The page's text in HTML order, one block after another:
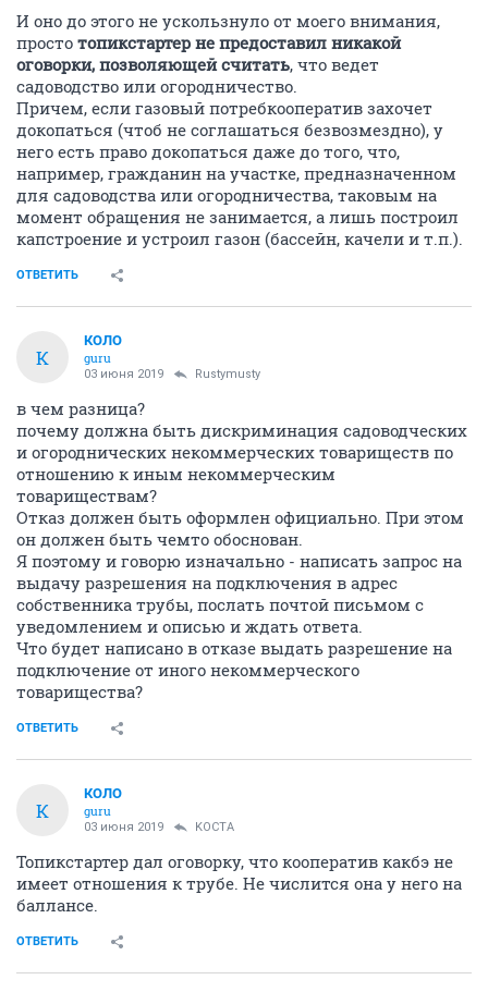
И оно до этого не ускользнуло от моего внимания,
просто топикстартер не предоставил никакой
оговорки, позволяющей считать, что ведет
садоводство или огородничество.
Причем, если газовый потребкооператив захочет
докопаться (чтоб не соглашаться безвозмездно), у
него есть право докопаться даже до того, что,
например, гражданин на участке, предназначенном
для садоводства или огородничества, таковым на
момент обращения не занимается, а лишь построил
капстроение и устроил газон (бассейн, качели и т.п.).
ОТВЕТИТЬ
К
КОЛО
guru
03 июня 2019 Rustymusty
в чем разница?
почему должна быть дискриминация садоводческих
и огороднических некоммерческих товариществ по
отношению к иным некоммерческим
товариществам?
Отказ должен быть оформлен официально. При этом
он должен быть чемто обоснован.
Я поэтому и говорю изначально - написать запрос на
выдачу разрешения на подключения в адрес
собственника трубы, послать почтой письмом с
уведомлением и описью и ждать ответа.
Что будет написано в отказе выдать разрешение на
подключение от иного некоммерческого
товарищества?
ОТВЕТИТЬ
К
КОЛО
guru
03 июня 2019 KOCTA
Топикстартер дал оговорку, что кооператив какбэ не
имеет отношения к трубе. Не числится она у него на
баллансе.
ОТВЕТИТЬ